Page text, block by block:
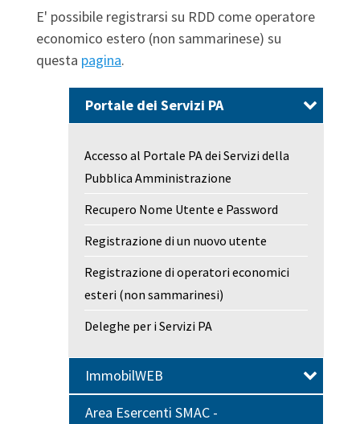
E' possibile registrarsi su RDD come operatore
economico estero (non sammarinese) su
questa pagina.
Portale dei Servizi PA
Accesso al Portale PA dei Servizi della
Pubblica Amministrazione
Recupero Nome Utente e Password
Registrazione di un nuovo utente
Registrazione di operatori economici
esteri (non sammarinesi)
Deleghe per i Servizi PA
ImmobilWEB
Area Esercenti SMAC -